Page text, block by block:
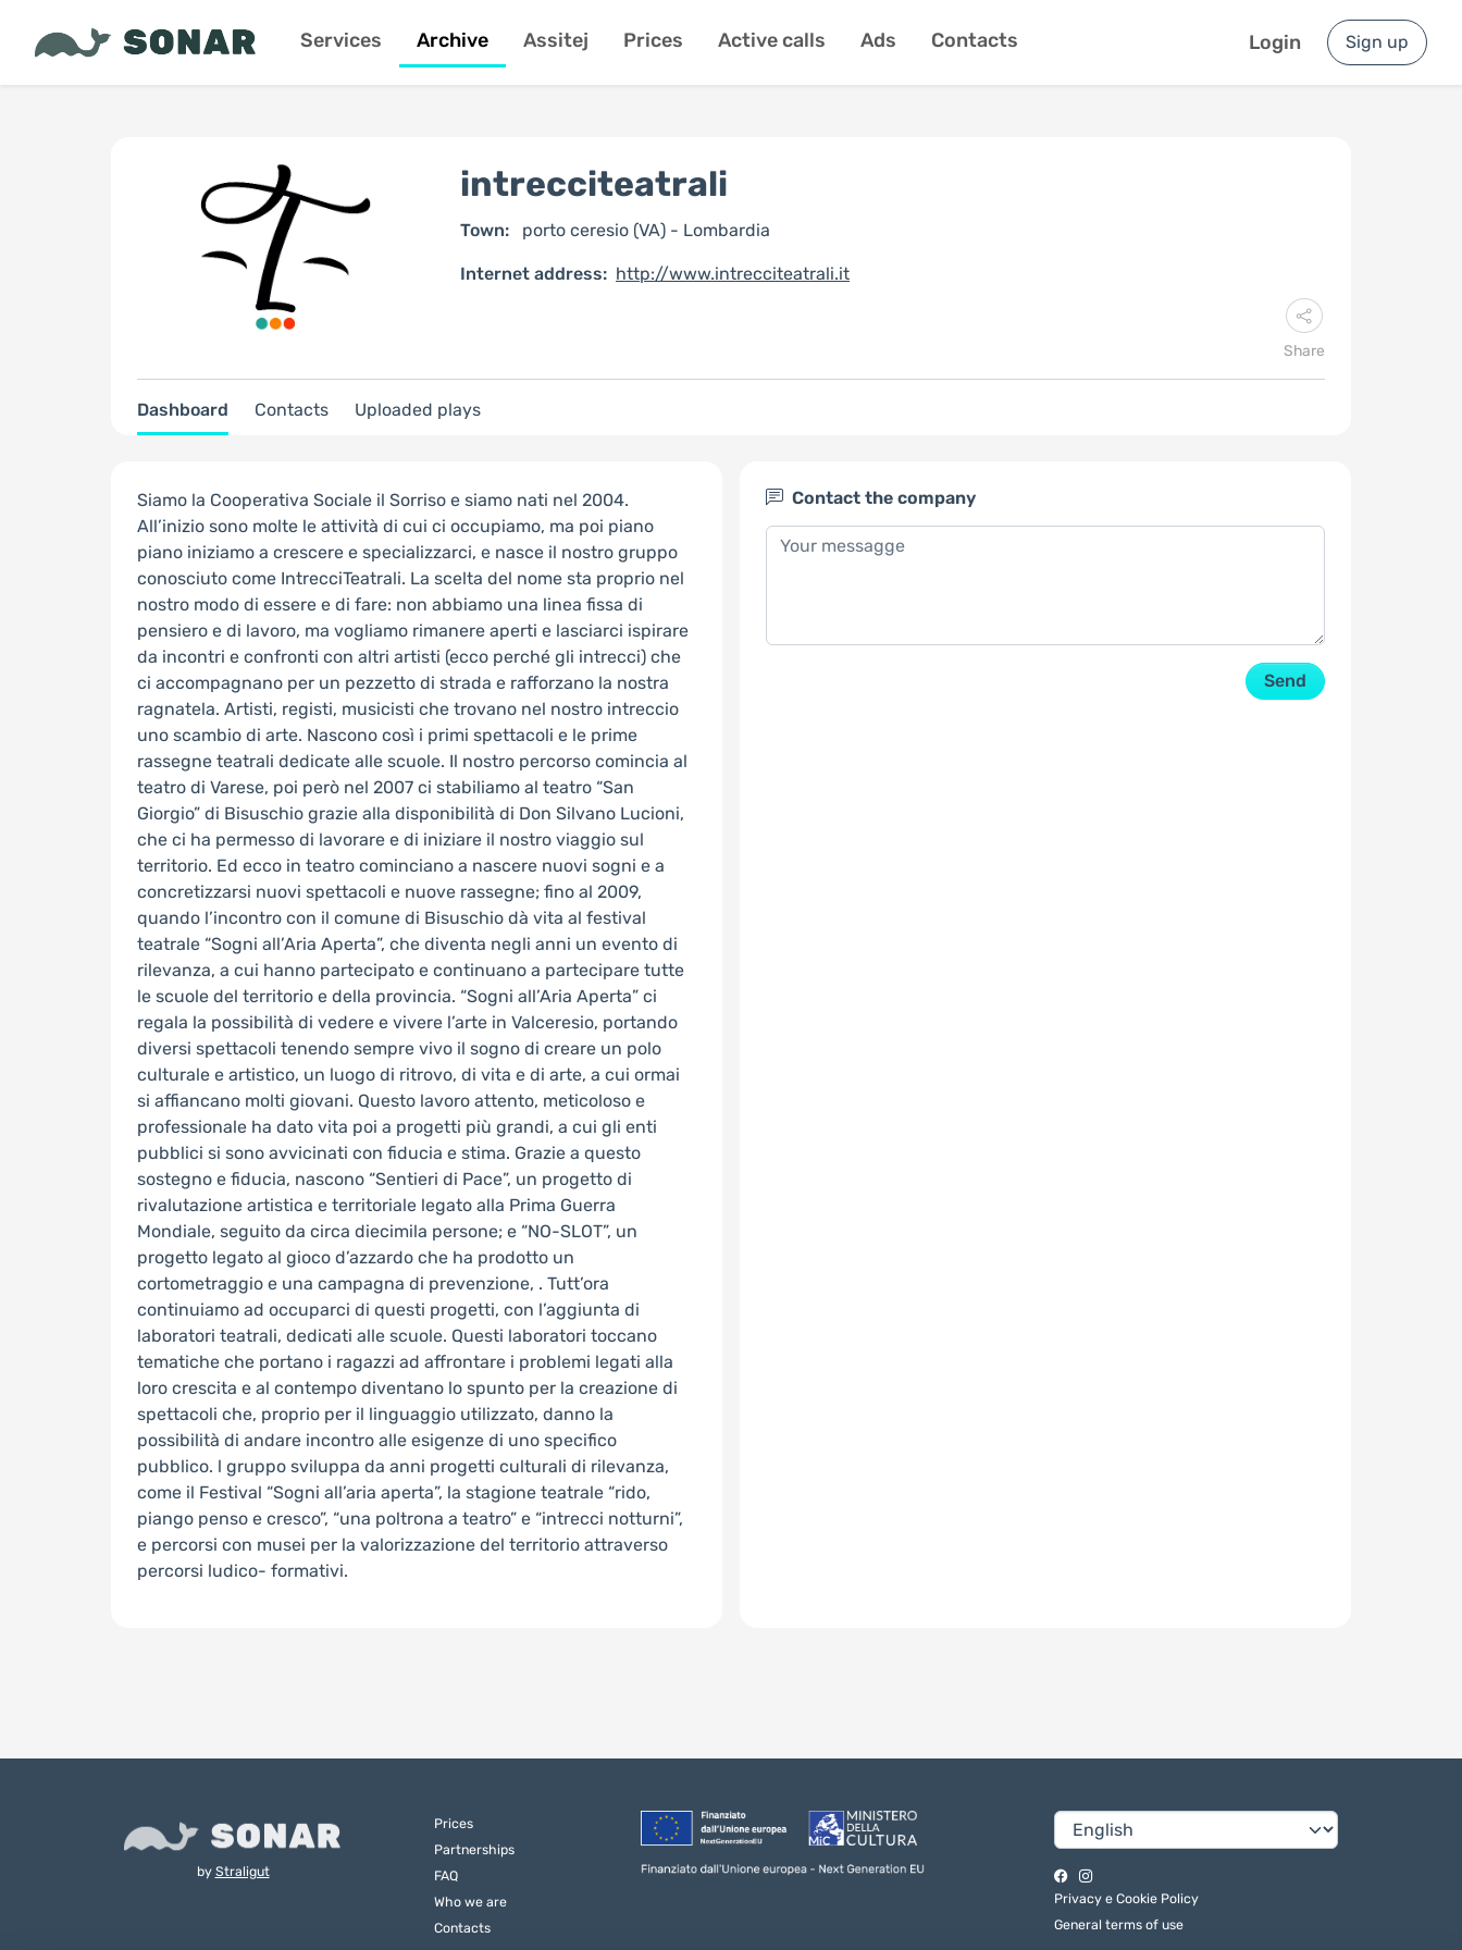
Services Archive Assitej Prices Active calls Ads Contacts Login Sign up
intrecciteatrali
Town: porto ceresio (VA) - Lombardia
Internet address: http://www.intrecciteatrali.it
Share
Dashboard Contacts Uploaded plays
Siamo la Cooperativa Sociale il Sorriso e siamo nati nel 2004.
All’inizio sono molte le attività di cui ci occupiamo, ma poi piano
piano iniziamo a crescere e specializzarci, e nasce il nostro gruppo
conosciuto come IntrecciTeatrali. La scelta del nome sta proprio nel
nostro modo di essere e di fare: non abbiamo una linea fissa di
pensiero e di lavoro, ma vogliamo rimanere aperti e lasciarci ispirare
da incontri e confronti con altri artisti (ecco perché gli intrecci) che
ci accompagnano per un pezzetto di strada e rafforzano la nostra
ragnatela. Artisti, registi, musicisti che trovano nel nostro intreccio
uno scambio di arte. Nascono così i primi spettacoli e le prime
rassegne teatrali dedicate alle scuole. Il nostro percorso comincia al
teatro di Varese, poi però nel 2007 ci stabiliamo al teatro “San
Giorgio” di Bisuschio grazie alla disponibilità di Don Silvano Lucioni,
che ci ha permesso di lavorare e di iniziare il nostro viaggio sul
territorio. Ed ecco in teatro cominciano a nascere nuovi sogni e a
concretizzarsi nuovi spettacoli e nuove rassegne; fino al 2009,
quando l’incontro con il comune di Bisuschio dà vita al festival
teatrale “Sogni all’Aria Aperta”, che diventa negli anni un evento di
rilevanza, a cui hanno partecipato e continuano a partecipare tutte
le scuole del territorio e della provincia. “Sogni all’Aria Aperta” ci
regala la possibilità di vedere e vivere l’arte in Valceresio, portando
diversi spettacoli tenendo sempre vivo il sogno di creare un polo
culturale e artistico, un luogo di ritrovo, di vita e di arte, a cui ormai
si affiancano molti giovani. Questo lavoro attento, meticoloso e
professionale ha dato vita poi a progetti più grandi, a cui gli enti
pubblici si sono avvicinati con fiducia e stima. Grazie a questo
sostegno e fiducia, nascono “Sentieri di Pace”, un progetto di
rivalutazione artistica e territoriale legato alla Prima Guerra
Mondiale, seguito da circa diecimila persone; e “NO-SLOT”, un
progetto legato al gioco d’azzardo che ha prodotto un
cortometraggio e una campagna di prevenzione, . Tutt’ora
continuiamo ad occuparci di questi progetti, con l’aggiunta di
laboratori teatrali, dedicati alle scuole. Questi laboratori toccano
tematiche che portano i ragazzi ad affrontare i problemi legati alla
loro crescita e al contempo diventano lo spunto per la creazione di
spettacoli che, proprio per il linguaggio utilizzato, danno la
possibilità di andare incontro alle esigenze di uno specifico
pubblico. l gruppo sviluppa da anni progetti culturali di rilevanza,
come il Festival “Sogni all’aria aperta”, la stagione teatrale “rido,
piango penso e cresco”, “una poltrona a teatro” e “intrecci notturni”,
e percorsi con musei per la valorizzazione del territorio attraverso
percorsi ludico- formativi.
Contact the company
Send
by Straligut
Prices
Partnerships
FAQ
Who we are
Contacts
Privacy e Cookie Policy
General terms of use